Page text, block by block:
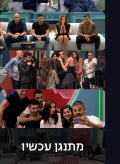
מתנגן עכשיו